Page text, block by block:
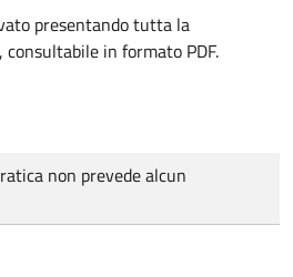
presentando tutta la
in formato PDF.
non prevede alcun